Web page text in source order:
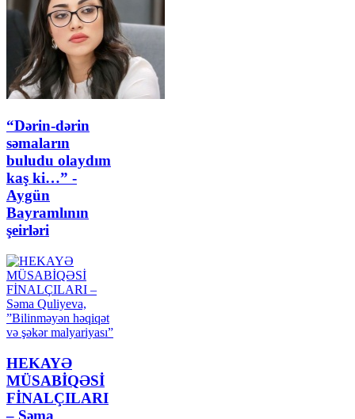
“Dərin-dərin
səmaların
buludu olaydım
kaş ki…” -
Aygün
Bayramlının
şeirləri
HEKAYƏ
MÜSABİQƏSİ
FİNALÇILARI
– Səma